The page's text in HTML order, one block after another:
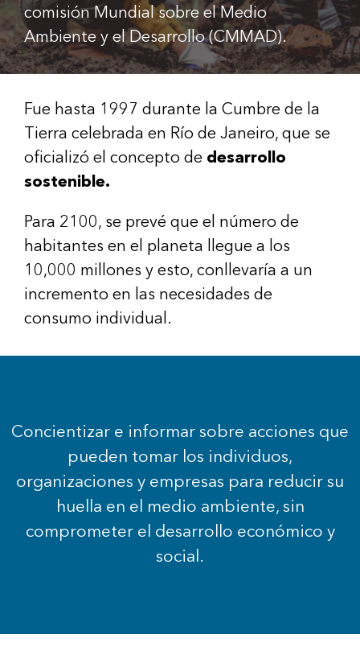
comisión Mundial sobre el Medio
Ambiente y el Desarrollo (CMMAD).
Fue hasta 1997 durante la Cumbre de la
Tierra celebrada en Río de Janeiro, que se
oficializó el concepto de desarrollo
sostenible.
Para 2100, se prevé que el número de
habitantes en el planeta llegue a los
10,000 millones y esto, conllevaría a un
incremento en las necesidades de
consumo individual.
Concientizar e informar sobre acciones que
pueden tomar los individuos,
organizaciones y empresas para reducir su
huella en el medio ambiente, sin
comprometer el desarrollo económico y
social.